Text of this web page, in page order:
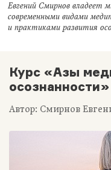
Евгений Смирнов владеет
современными видами
и практиками развития
Курс «Азы
осознанности»
Автор: Смирнов